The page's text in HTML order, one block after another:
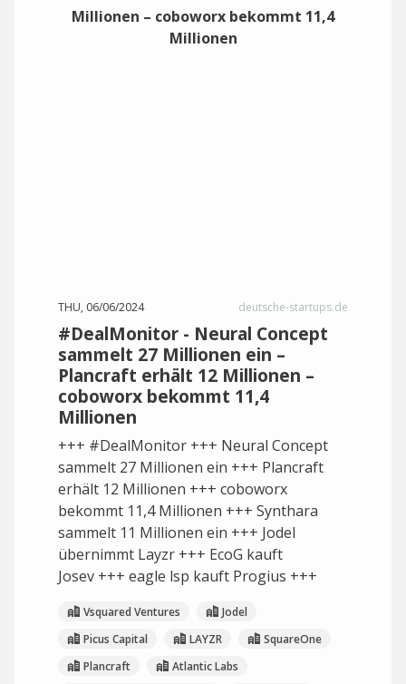
THU, 06/06/2024 deutsche-startups.de
#DealMonitor - Neural Concept
sammelt 27 Millionen ein –
Plancraft erhält 12 Millionen –
coboworx bekommt 11,4
Millionen
+++ #DealMonitor +++ Neural Concept
sammelt 27 Millionen ein +++ Plancraft
erhält 12 Millionen +++ coboworx
bekommt 11,4 Millionen +++ Synthara
sammelt 11 Millionen ein +++ Jodel
übernimmt Layzr +++ EcoG kauft
Josev +++ eagle lsp kauft Progius +++
Vsquared Ventures
Jodel
Picus Capital
LAYZR
SquareOne
Plancraft
Atlantic Labs